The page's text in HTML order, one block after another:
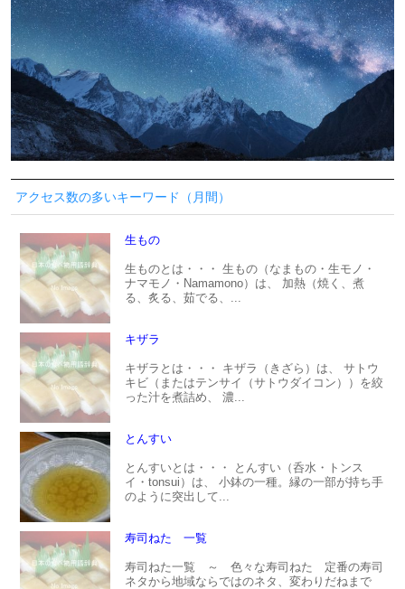
アクセス数の多いキーワード（月間）
生もの
生ものとは・・・ 生もの（なまもの・生モノ・
ナマモノ・Namamono）は、 加熱（焼く、煮
る、炙る、茹でる、...
キザラ
キザラとは・・・ キザラ（きざら）は、 サトウ
キビ（またはテンサイ（サトウダイコン））を絞
った汁を煮詰め、 濃...
とんすい
とんすいとは・・・ とんすい（呑水・トンス
イ・tonsui）は、 小鉢の一種。縁の一部が持ち手
のように突出して...
寿司ねた 一覧
寿司ねた一覧 ～ 色々な寿司ねた 定番の寿司
ネタから地域ならではのネタ、変わりだねまで